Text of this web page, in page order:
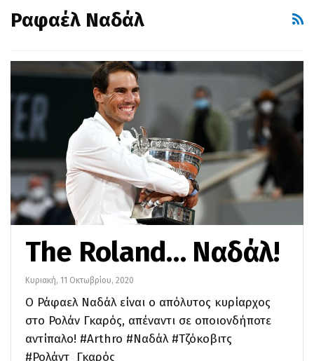
Ραφαέλ Ναδάλ
The Roland… Ναδάλ!
Κυριακή, 11 Οκτωβρίου, 2020
Ο Ράφαελ Ναδάλ είναι ο απόλυτος κυρίαρχος
στο Ρολάν Γκαρός, απέναντι σε οποιονδήποτε
αντίπαλο! #Arthro #Ναδάλ #Τζόκοβιτς
#Ρολάντ_Γκαρός